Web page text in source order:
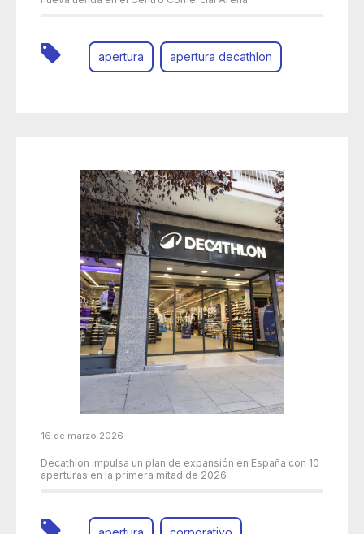
apertura apertura decathlon
16 de marzo 2026
Decathlon impulsa un plan de expansión en España con 10
aperturas en la primera mitad de 2026